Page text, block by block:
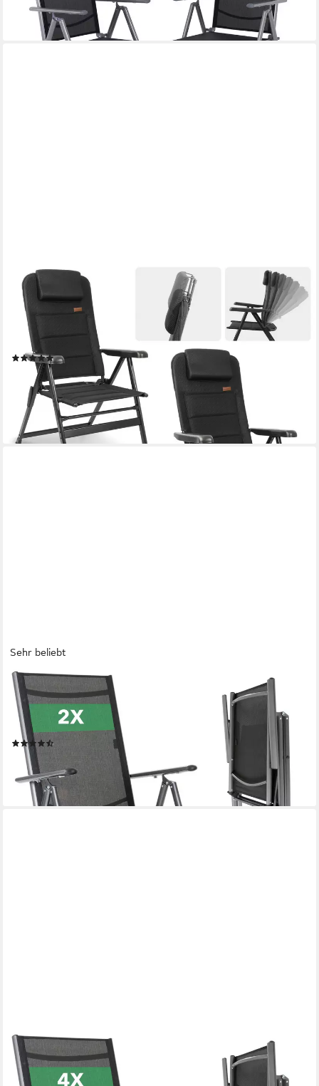
HOMECALL
Klappstuhl Hochlehner Campingstuhl Gartenstuhl Gepolstert
Faltstuhl Balkonstuhl (150 KG Belastbar Erstellbare Kopfstutze
Anglerstuhl,Groß und Hoch, 2 St), mit 7-Fach Verstellbare lehne,
für Camp Garten Balkon
(17)
164,99 € 229,99 €
-28%
lieferbar - in 3-4 Werktagen bei dir
Sehr beliebt
AREBOS
Klappstuhl Gartenstuhl 2er Set klappbar Hochlehner Alu
verstellbar UV-fest (Set, 2 St), 7-fach verstellbar, Wetterfestes,
bis 120 kg
79,90 € UVP 149,90 €
-47%
lieferbar - in 2-3 Werktagen bei dir
AREBOS
Klappstuhl Gartenstuhl 4er Set klappbar Hochlehner Alu
verstellbar UV-fest (Set, 4 St), 7-fach verstellbar, Wetterfestes,